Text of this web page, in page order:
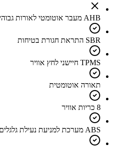
AHB מעבר אוטומטי לאורות גבוהים
SBR התראת חגורת בטיחות
TPMS חיישני לחץ אוויר
תאורה אוטומטית
8 כריות אוויר
ABS מערכת למניעת נעילת גלגלים